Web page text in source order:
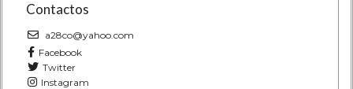
Contactos
a28co@yahoo.com
Facebook
Twitter
Instagram